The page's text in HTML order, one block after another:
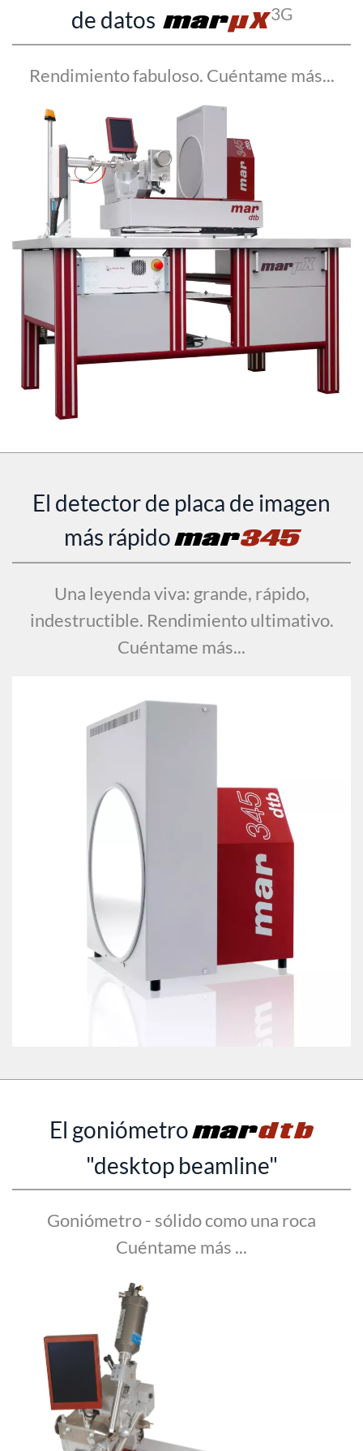
de datosmarYX3G
Rendimiento fabuloso. Cuéntame más...
El detector de placa de imagen
más rápidomar345
Una leyenda viva: grande, rápido,
indestructible. Rendimiento ultimativo.
Cuéntame más...
El goniómetromardtb
"desktop beamline"
Goniómetro - sólido como una roca
Cuéntame más ...